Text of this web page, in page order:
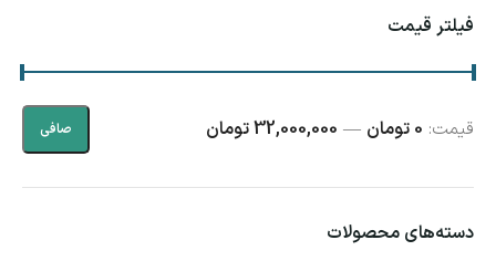
فیلتر قیمت
صافی قيمت: 0 تومان — 32,000,000 تومان
دسته‌های محصولات